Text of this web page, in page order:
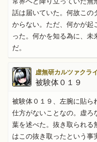
話は届いていた。何故この
からない。ただ、何かが起
った。何かを知る為に、
だ。
虚無研カルツァクラ
被験体０１９
被験体０１９、左腕に貼ら
仕方がないことなの。虚ろ
葉を述べた。抜き取られる
はこの抜き取ったという事